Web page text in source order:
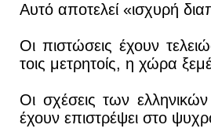
Αυτό αποτελεί «ισχυρή
Οι πιστώσεις έχουν
τοις μετρητοίς, η χώρα
Οι σχέσεις των
έχουν επιστρέψει στο